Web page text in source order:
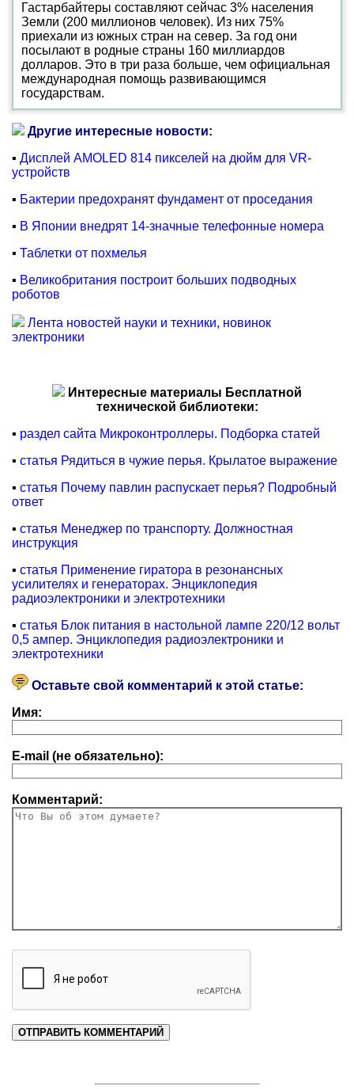
Гастарбайтеры составляют сейчас 3% населения
Земли (200 миллионов человек). Из них 75%
приехали из южных стран на север. За год они
посылают в родные страны 160 миллиардов
долларов. Это в три раза больше, чем официальная
международная помощь развивающимся
государствам.
Другие интересные новости:
▪ Дисплей AMOLED 814 пикселей на дюйм для VR-
устройств
▪ Бактерии предохранят фундамент от проседания
▪ В Японии внедрят 14-значные телефонные номера
▪ Таблетки от похмелья
▪ Великобритания построит больших подводных
роботов
Лента новостей науки и техники, новинок
электроники
Интересные материалы Бесплатной
технической библиотеки:
▪ раздел сайта Микроконтроллеры. Подборка статей
▪ статья Рядиться в чужие перья. Крылатое выражение
▪ статья Почему павлин распускает перья? Подробный
ответ
▪ статья Менеджер по транспорту. Должностная
инструкция
▪ статья Применение гиратора в резонансных
усилителях и генераторах. Энциклопедия
радиоэлектроники и электротехники
▪ статья Блок питания в настольной лампе 220/12 вольт
0,5 ампер. Энциклопедия радиоэлектроники и
электротехники
Оставьте свой комментарий к этой статье:
Имя:
E-mail (не обязательно):
Комментарий: